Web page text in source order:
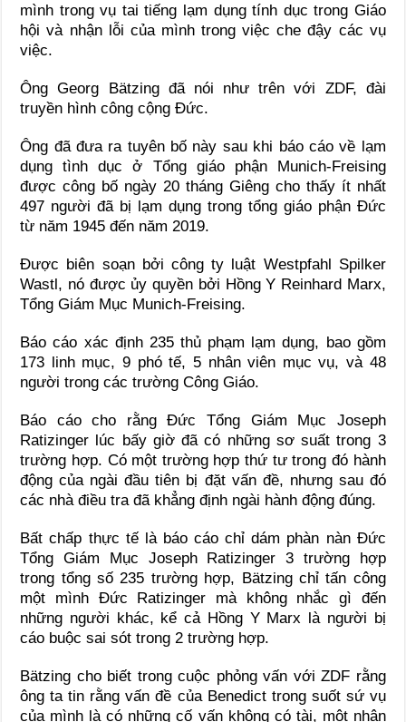
mình trong vụ tai tiếng lạm dụng tính dục trong Giáo
hội và nhận lỗi của mình trong việc che đậy các vụ
việc.
Ông Georg Bätzing đã nói như trên với ZDF, đài
truyền hình công cộng Đức.
Ông đã đưa ra tuyên bố này sau khi báo cáo về lạm
dụng tình dục ở Tổng giáo phận Munich-Freising
được công bố ngày 20 tháng Giêng cho thấy ít nhất
497 người đã bị lạm dụng trong tổng giáo phận Đức
từ năm 1945 đến năm 2019.
Được biên soạn bởi công ty luật Westpfahl Spilker
Wastl, nó được ủy quyền bởi Hồng Y Reinhard Marx,
Tổng Giám Mục Munich-Freising.
Báo cáo xác định 235 thủ phạm lạm dụng, bao gồm
173 linh mục, 9 phó tế, 5 nhân viên mục vụ, và 48
người trong các trường Công Giáo.
Báo cáo cho rằng Đức Tổng Giám Mục Joseph
Ratizinger lúc bấy giờ đã có những sơ suất trong 3
trường hợp. Có một trường hợp thứ tư trong đó hành
động của ngài đầu tiên bị đặt vấn đề, nhưng sau đó
các nhà điều tra đã khẳng định ngài hành động đúng.
Bất chấp thực tế là báo cáo chỉ dám phàn nàn Đức
Tổng Giám Mục Joseph Ratizinger 3 trường hợp
trong tổng số 235 trường hợp, Bätzing chỉ tấn công
một mình Đức Ratizinger mà không nhắc gì đến
những người khác, kể cả Hồng Y Marx là người bị
cáo buộc sai sót trong 2 trường hợp.
Bätzing cho biết trong cuộc phỏng vấn với ZDF rằng
ông ta tin rằng vấn đề của Benedict trong suốt sứ vụ
của mình là có những cố vấn không có tài, một nhận